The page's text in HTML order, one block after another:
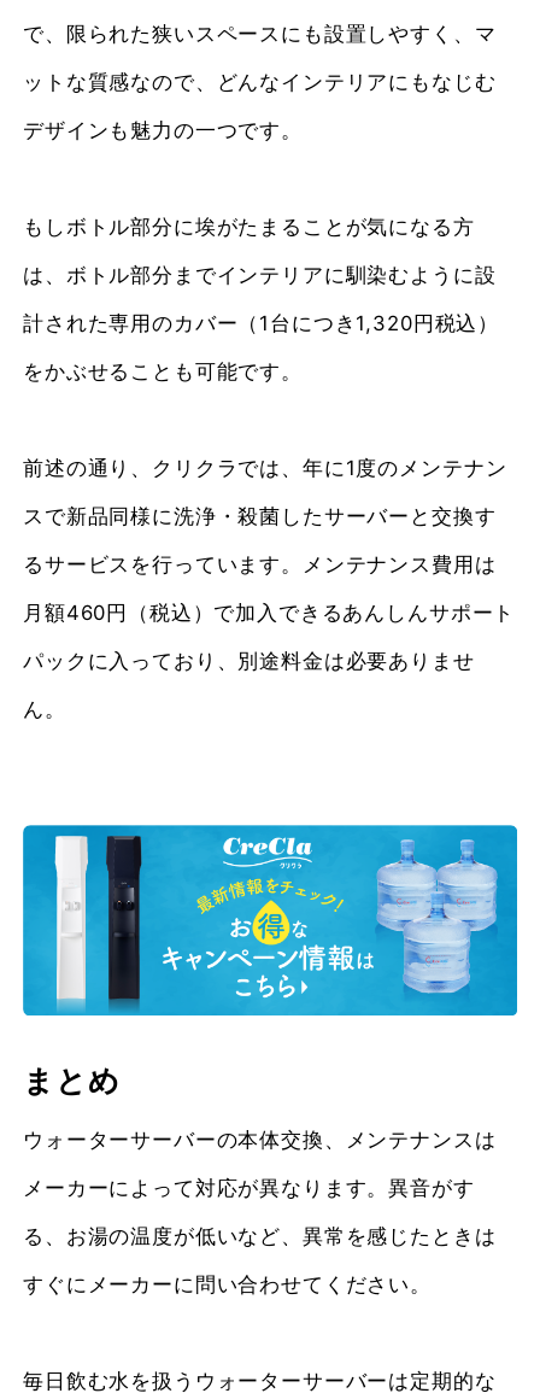
で、限られた狭いスペースにも設置しやすく、マ
ットな質感なので、どんなインテリアにもなじむ
デザインも魅力の一つです。
もしボトル部分に埃がたまることが気になる方
は、ボトル部分までインテリアに馴染むように設
計された専用のカバー（1台につき1,320円税込）
をかぶせることも可能です。
前述の通り、クリクラでは、年に1度のメンテナン
スで新品同様に洗浄・殺菌したサーバーと交換す
るサービスを行っています。メンテナンス費用は
月額460円（税込）で加入できるあんしんサポート
パックに入っており、別途料金は必要ありませ
ん。
まとめ
ウォーターサーバーの本体交換、メンテナンスは
メーカーによって対応が異なります。異音がす
る、お湯の温度が低いなど、異常を感じたときは
すぐにメーカーに問い合わせてください。
毎日飲む水を扱うウォーターサーバーは定期的な